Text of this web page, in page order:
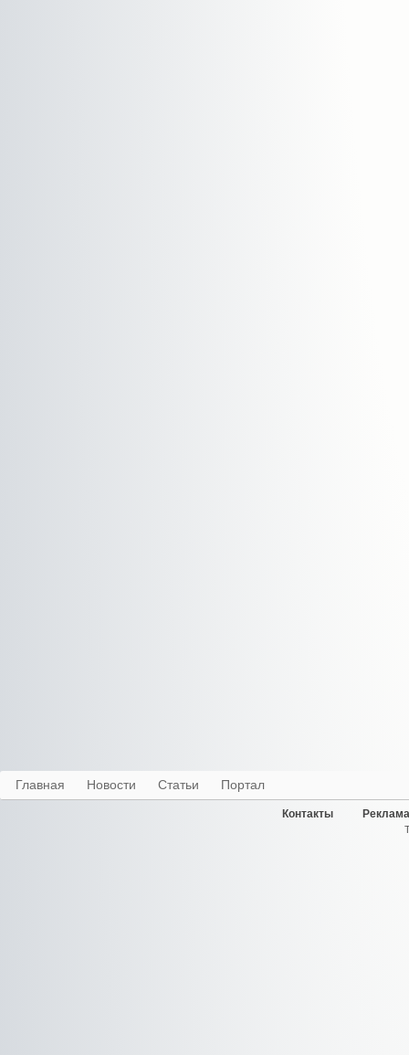
Главная Новости Статьи Портал
Контакты